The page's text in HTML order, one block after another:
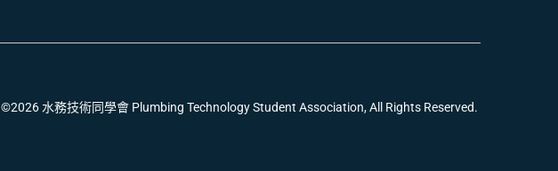
©2026 水務技術同學會 Plumbing Technology Student Association, All Rights Reserved.